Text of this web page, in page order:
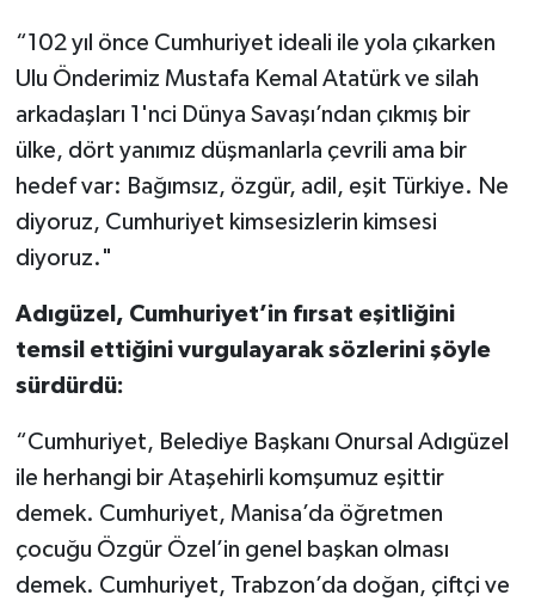
“102 yıl önce Cumhuriyet ideali ile yola çıkarken
Ulu Önderimiz Mustafa Kemal Atatürk ve silah
arkadaşları 1'nci Dünya Savaşı’ndan çıkmış bir
ülke, dört yanımız düşmanlarla çevrili ama bir
hedef var: Bağımsız, özgür, adil, eşit Türkiye. Ne
diyoruz, Cumhuriyet kimsesizlerin kimsesi
diyoruz."
Adıgüzel, Cumhuriyet’in fırsat eşitliğini
temsil ettiğini vurgulayarak sözlerini şöyle
sürdürdü:
“Cumhuriyet, Belediye Başkanı Onursal Adıgüzel
ile herhangi bir Ataşehirli komşumuz eşittir
demek. Cumhuriyet, Manisa’da öğretmen
çocuğu Özgür Özel’in genel başkan olması
demek. Cumhuriyet, Trabzon’da doğan, çiftçi ve